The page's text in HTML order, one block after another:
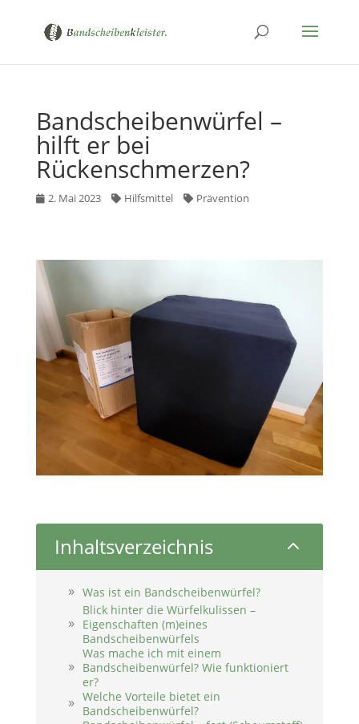
Bandscheibenwürfel –
hilft er bei
Rückenschmerzen?
2. Mai 2023 Hilfsmittel Prävention
Inhaltsverzeichnis 2
Was ist ein Bandscheibenwürfel?
Blick hinter die Würfelkulissen –
Eigenschaften (m)eines
Bandscheibenwürfels
Was mache ich mit einem
Bandscheibenwürfel? Wie funktioniert
er?
Welche Vorteile bietet ein
Bandscheibenwürfel?